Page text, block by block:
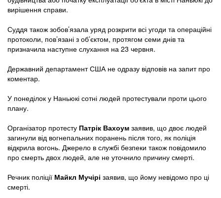
вирішення справи.
Суддя також зобов’язала уряд розкрити всі угоди та операційні
протоколи, пов’язані з об’єктом, протягом семи днів та
призначила наступне слухання на 23 червня.
Державний департамент США не одразу відповів на запит про
коментар.
У понеділок у Наньюкі сотні людей протестували проти цього
плану.
Організатор протесту Патрік Вахоум заявив, що двоє людей
загинули від вогнепальних поранень після того, як поліція
відкрила вогонь. Джерело в службі безпеки також повідомило
про смерть двох людей, але не уточнило причину смерті.
Речник поліції Майкл Мучірі заявив, що йому невідомо про ці
смерті.